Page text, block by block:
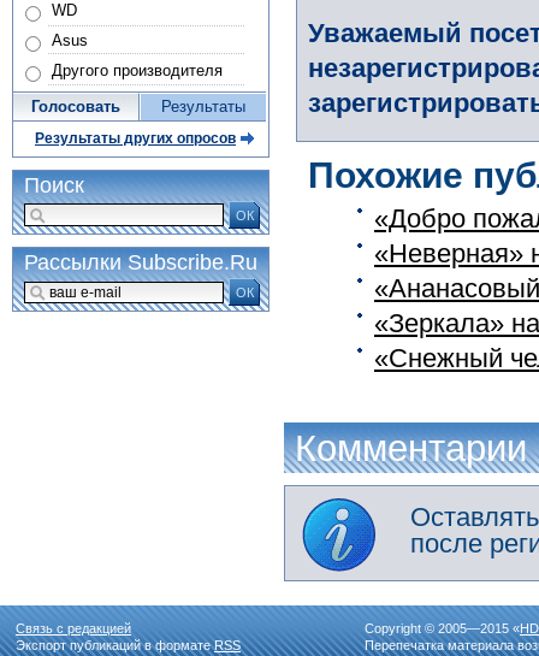
Уважаемый
Похожие
«Добро
«Неверная»
«Зеркала»
«Снежный
Комментарии
после
WD
Asus
Другого производителя
Голосовать Результаты
Результаты других опросов
Поиск
ОК
Рассылки Subscribe.Ru
ОК
Связь с редакцией
Экспорт публикаций в форматеRSS
Copyright © 2005—2015 «
Перепечатка материала